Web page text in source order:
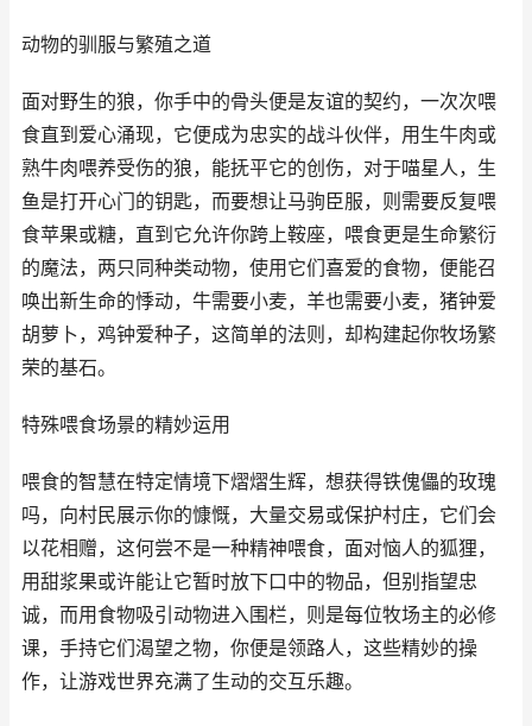
动物的驯服与繁殖之道
面对野生的狼，你手中的骨头便是友谊的契约，一次次喂
食直到爱心涌现，它便成为忠实的战斗伙伴，用生牛肉或
熟牛肉喂养受伤的狼，能抚平它的创伤，对于喵星人，生
鱼是打开心门的钥匙，而要想让马驹臣服，则需要反复喂
食苹果或糖，直到它允许你跨上鞍座，喂食更是生命繁衍
的魔法，两只同种类动物，使用它们喜爱的食物，便能召
唤出新生命的悸动，牛需要小麦，羊也需要小麦，猪钟爱
胡萝卜，鸡钟爱种子，这简单的法则，却构建起你牧场繁
荣的基石。
特殊喂食场景的精妙运用
喂食的智慧在特定情境下熠熠生辉，想获得铁傀儡的玫瑰
吗，向村民展示你的慷慨，大量交易或保护村庄，它们会
以花相赠，这何尝不是一种精神喂食，面对恼人的狐狸，
用甜浆果或许能让它暂时放下口中的物品，但别指望忠
诚，而用食物吸引动物进入围栏，则是每位牧场主的必修
课，手持它们渴望之物，你便是领路人，这些精妙的操
作，让游戏世界充满了生动的交互乐趣。